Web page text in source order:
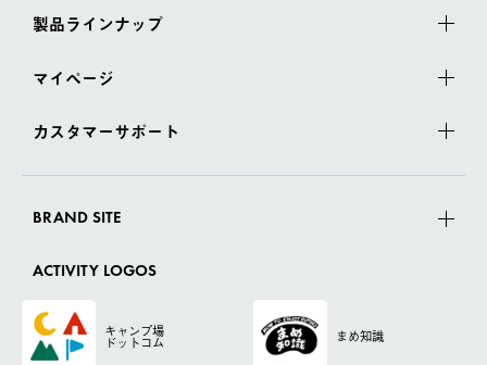
製品ラインナップ
マイページ
カスタマーサポート
BRAND SITE
ACTIVITY LOGOS
キャンプ場
ドットコム まめ知識